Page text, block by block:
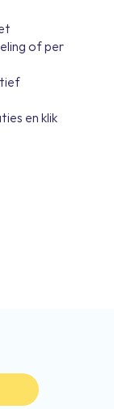
of per
en klik